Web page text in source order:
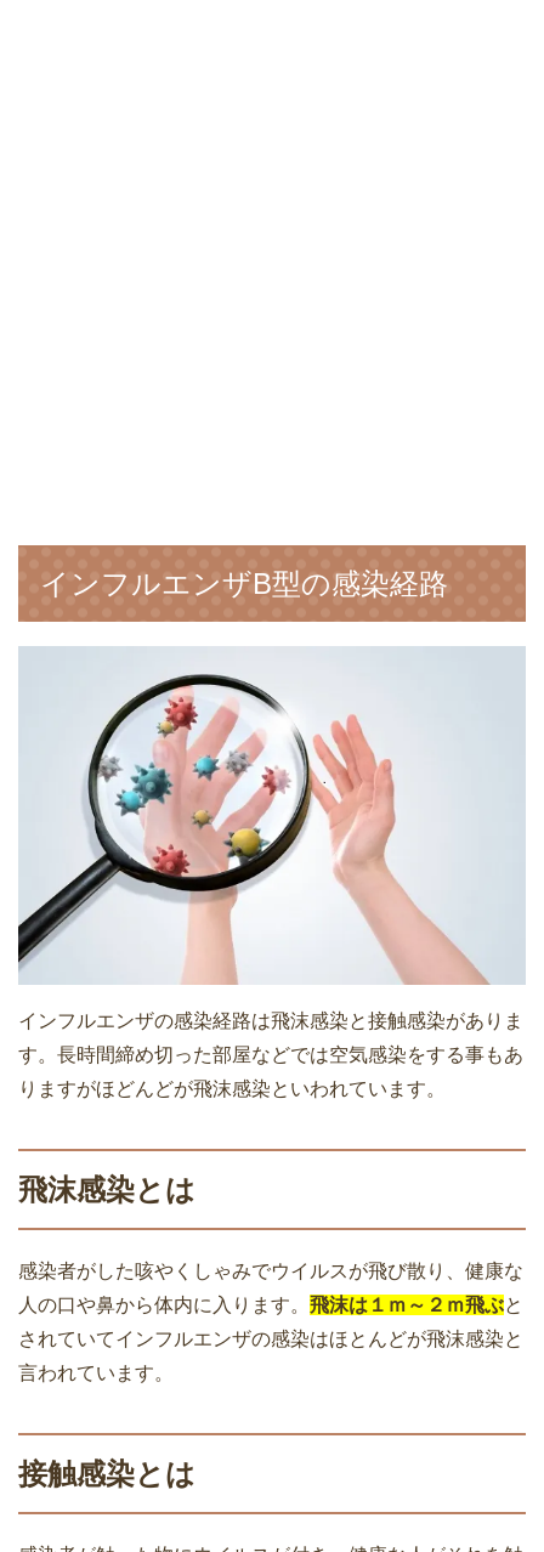
インフルエンザB型の感染経路
インフルエンザの感染経路は飛沫感染と接触感染がありま
す。長時間締め切った部屋などでは空気感染をする事もあ
りますがほどんどが飛沫感染といわれています。
飛沫感染とは
感染者がした咳やくしゃみでウイルスが飛び散り、健康な
人の口や鼻から体内に入ります。 飛沫は１ｍ～２ｍ飛ぶと
されていてインフルエンザの感染はほとんどが飛沫感染と
言われています。
接触感染とは